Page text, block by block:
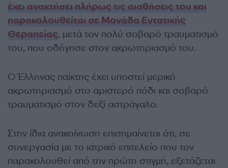
έχει ανακτήσει πλήρως τις αισθήσεις του και
παρακολουθείται σε Μονάδα Εντατικής
Θεραπείας, μετά τον πολύ σοβαρό τραυματισμό
του, που οδήγησε στον ακρωτηριασμό του.
Ο Έλληνας παίκτης έχει υποστεί μερικό
ακρωτηριασμό στο αριστερό πόδι και σοβαρό
τραυματισμό στον δεξί αστράγαλο.
Στην ίδια ανακοίνωση επισημαίνεται ότι, σε
συνεργασία με το ιατρικό επιτελείο που τον
παρακολουθεί από την πρώτη στιγμή, εξετάζεται